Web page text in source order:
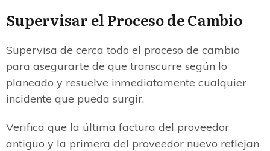
Supervisar el Proceso de Cambio
Supervisa de cerca todo el proceso de cambio
para asegurarte de que transcurre según lo
planeado y resuelve inmediatamente cualquier
incidente que pueda surgir.
Verifica que la última factura del proveedor
antiguo y la primera del proveedor nuevo reflejan